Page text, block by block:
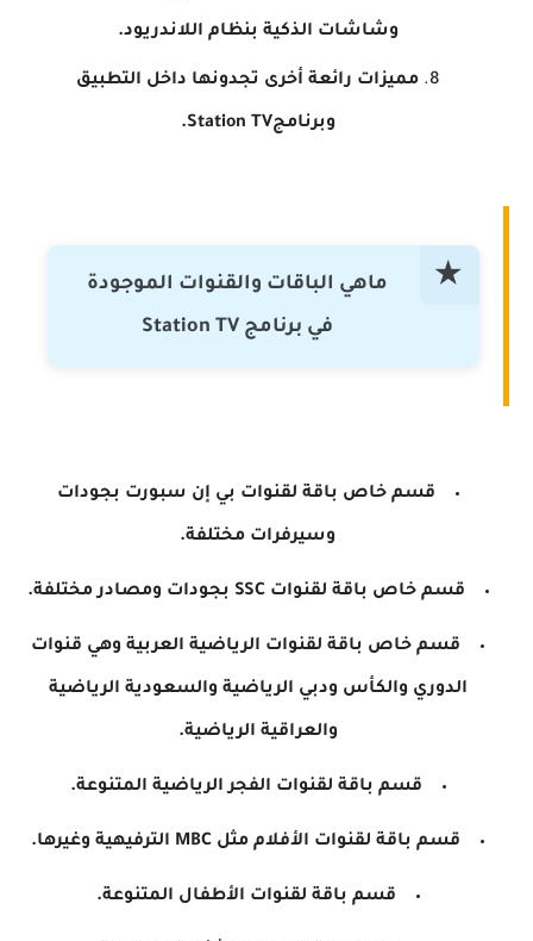
وشاشات الذكية بنظام اللاندريود.
مميزات رائعة أخرى تجدونها داخل التطبيق
وبرنامجStation TV.
ماهي الباقات والقنوات الموجودة
في برنامج Station TV
قسم خاص باقة لقنوات بي إن سبورت بجودات
وسيرفرات مختلفة.
قسم خاص باقة لقنوات SSC بجودات ومصادر مختلفة.
قسم خاص باقة لقنوات الرياضية العربية وهي قنوات
الدوري والكأس ودبي الرياضية والسعودية الرياضية
والعراقية الرياضية.
قسم باقة لقنوات الفجر الرياضية المتنوعة.
قسم باقة لقنوات الأفلام مثل MBC الترفيهية وغيرها.
قسم باقة لقنوات الأطفال المتنوعة.